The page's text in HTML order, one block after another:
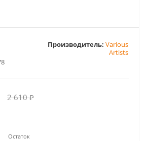
Производитель: Various
Artists
2 610₽
Остаток